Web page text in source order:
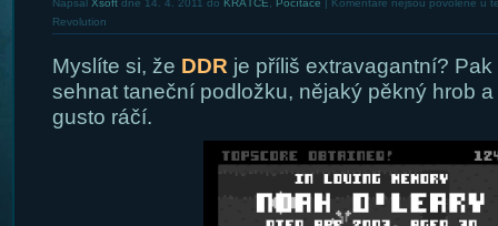
Napsal Xsoftdne 14. 4. 2011 do KRÁTCE Počítače | Komentáře nejsou povolené u
Revolution
Myslíte si, že DDR je příliš extravagantní?
sehnat taneční podložku, nějaký pěkný hrob
gusto ráčí.